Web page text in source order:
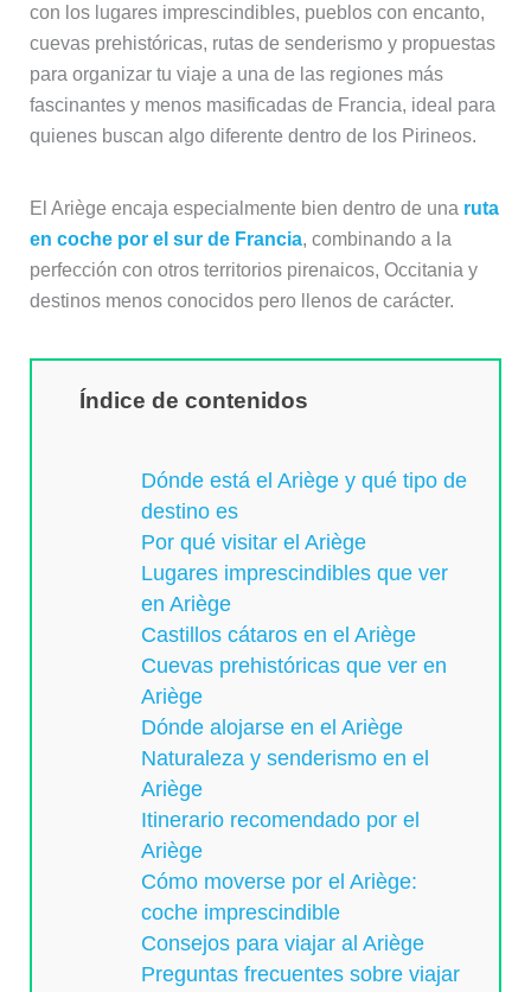
con los lugares imprescindibles, pueblos con encanto,
cuevas prehistóricas, rutas de senderismo y propuestas
para organizar tu viaje a una de las regiones más
fascinantes y menos masificadas de Francia, ideal para
quienes buscan algo diferente dentro de los Pirineos.
El Ariège encaja especialmente bien dentro de una ruta
en coche por el sur de Francia, combinando a la
perfección con otros territorios pirenaicos, Occitania y
destinos menos conocidos pero llenos de carácter.
Índice de contenidos
Dónde está el Ariège y qué tipo de
destino es
Por qué visitar el Ariège
Lugares imprescindibles que ver
en Ariège
Castillos cátaros en el Ariège
Cuevas prehistóricas que ver en
Ariège
Dónde alojarse en el Ariège
Naturaleza y senderismo en el
Ariège
Itinerario recomendado por el
Ariège
Cómo moverse por el Ariège:
coche imprescindible
Consejos para viajar al Ariège
Preguntas frecuentes sobre viajar